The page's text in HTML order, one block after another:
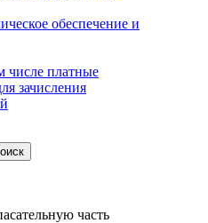
обеспечение и
числе платные
зачисления
часть